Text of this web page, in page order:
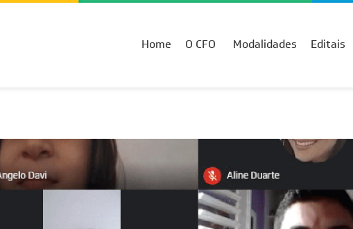
Home O CFO Modalidades Editais